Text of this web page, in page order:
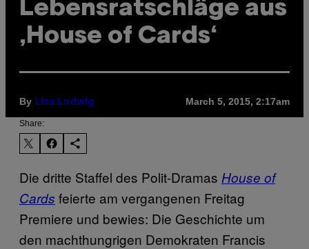
Lebensratschläge aus
‚House of Cards‘
By Lisa Ludwig March 5, 2015, 2:17am
Share:
Die dritte Staffel des Polit-Dramas House of
Cards feierte am vergangenen Freitag
Premiere und bewies: Die Geschichte um
den machthungrigen Demokraten Francis